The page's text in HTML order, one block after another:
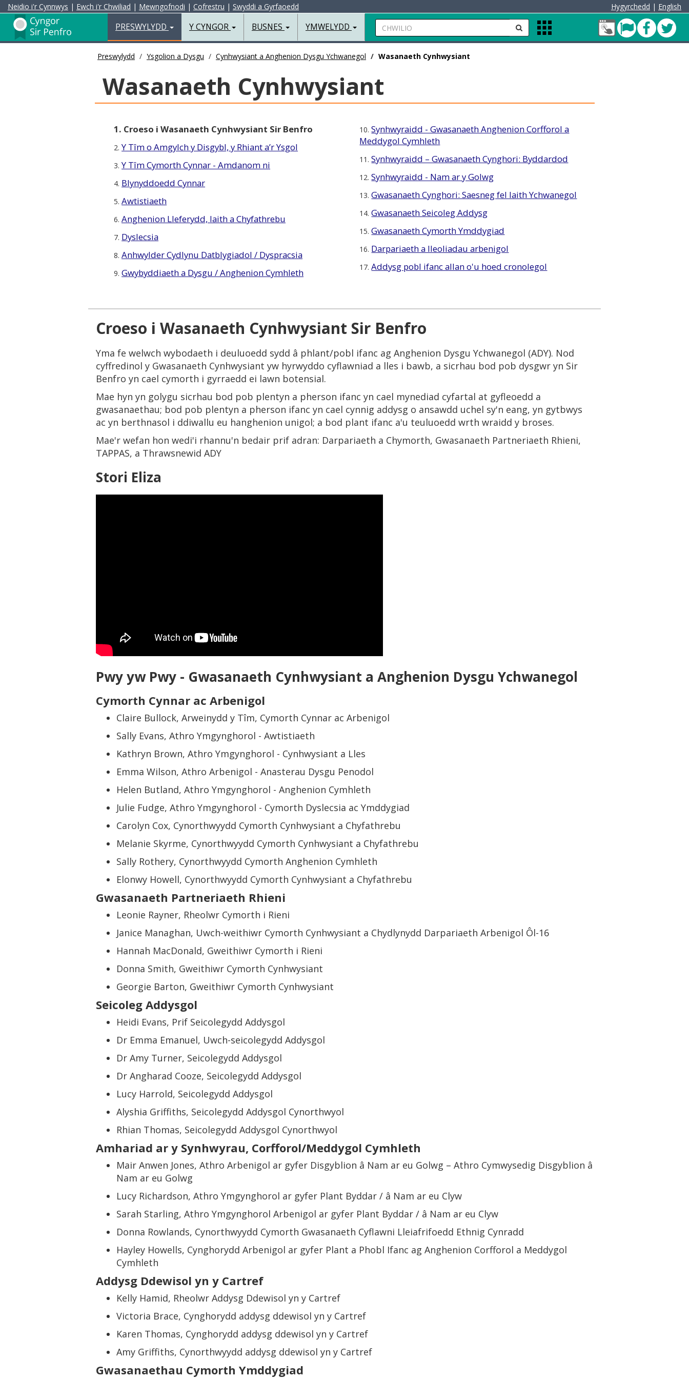
Neidio i'r Cynnwys | Ewch i'r Chwiliad | Mewngofnodi | Cofrestru | Swyddi a Gyrfaoedd Hygyrchedd | English
Preswylydd
PRESWYLYDD Y CYNGOR BUSNES YMWELYDD Chwilio anfon
Apps
Menu
Fy
NghyfrifPont
Cleddau
Preswylydd Ysgolion a Dysgu Cynhwysiant a Anghenion Dysgu Ychwanegol Wasanaeth Cynhwysiant
Wasanaeth Cynhwysiant
1. Croeso i Wasanaeth Cynhwysiant Sir Benfro
2.Y Tîm o Amgylch y Disgybl, y Rhiant a’r Ysgol
3.Y Tîm Cymorth Cynnar - Amdanom ni
4. Blynyddoedd Cynnar
5.Awtistiaeth
6.Anghenion Lleferydd, Iaith a Chyfathrebu
7. Dyslecsia
8.Anhwylder Cydlynu Datblygiadol / Dyspracsia
9.Gwybyddiaeth a Dysgu / Anghenion Cymhleth
10.Synhwyraidd - Gwasanaeth Anghenion Corfforol a
Meddygol Cymhleth
11.Synhwyraidd – Gwasanaeth Cynghori: Byddardod
12.Synhwyraidd - Nam ar y Golwg
13.Gwasanaeth Cynghori: Saesneg fel Iaith Ychwanegol
14.Gwasanaeth Seicoleg Addysg
15.Gwasanaeth Cymorth Ymddygiad
16. Darpariaeth a lleoliadau arbenigol
17.Addysg pobl ifanc allan o'u hoed cronolegol
Croeso i Wasanaeth Cynhwysiant Sir Benfro
Yma fe welwch wybodaeth i deuluoedd sydd â phlant/pobl ifanc ag Anghenion Dysgu Ychwanegol (ADY). Nod
cyffredinol y Gwasanaeth Cynhwysiant yw hyrwyddo cyflawniad a lles i bawb, a sicrhau bod pob dysgwr yn Sir
Benfro yn cael cymorth i gyrraedd ei lawn botensial.
Mae hyn yn golygu sicrhau bod pob plentyn a pherson ifanc yn cael mynediad cyfartal at gyfleoedd a
gwasanaethau; bod pob plentyn a pherson ifanc yn cael cynnig addysg o ansawdd uchel sy'n eang, yn gytbwys
ac yn berthnasol i ddiwallu eu hanghenion unigol; a bod plant ifanc a'u teuluoedd wrth wraidd y broses.
Mae'r wefan hon wedi'i rhannu'n bedair prif adran: Darpariaeth a Chymorth, Gwasanaeth Partneriaeth Rhieni,
TAPPAS, a Thrawsnewid ADY
Stori Eliza
Pwy yw Pwy - Gwasanaeth Cynhwysiant a Anghenion Dysgu Ychwanegol
Cymorth Cynnar ac Arbenigol
Claire Bullock, Arweinydd y Tîm, Cymorth Cynnar ac Arbenigol
Sally Evans, Athro Ymgynghorol - Awtistiaeth
Kathryn Brown, Athro Ymgynghorol - Cynhwysiant a Lles
Emma Wilson, Athro Arbenigol - Anasterau Dysgu Penodol
Helen Butland, Athro Ymgynghorol - Anghenion Cymhleth
Julie Fudge, Athro Ymgynghorol - Cymorth Dyslecsia ac Ymddygiad
Carolyn Cox, Cynorthwyydd Cymorth Cynhwysiant a Chyfathrebu
Melanie Skyrme, Cynorthwyydd Cymorth Cynhwysiant a Chyfathrebu
Sally Rothery, Cynorthwyydd Cymorth Anghenion Cymhleth
Elonwy Howell, Cynorthwyydd Cymorth Cynhwysiant a Chyfathrebu
Gwasanaeth Partneriaeth Rhieni
Leonie Rayner, Rheolwr Cymorth i Rieni
Janice Managhan, Uwch-weithiwr Cymorth Cynhwysiant a Chydlynydd Darpariaeth Arbenigol Ôl-16
Hannah MacDonald, Gweithiwr Cymorth i Rieni
Donna Smith, Gweithiwr Cymorth Cynhwysiant
Georgie Barton, Gweithiwr Cymorth Cynhwysiant
Seicoleg Addysgol
Heidi Evans, Prif Seicolegydd Addysgol
Dr Emma Emanuel, Uwch-seicolegydd Addysgol
Dr Amy Turner, Seicolegydd Addysgol
Dr Angharad Cooze, Seicolegydd Addysgol
Lucy Harrold, Seicolegydd Addysgol
Alyshia Griffiths, Seicolegydd Addysgol Cynorthwyol
Rhian Thomas, Seicolegydd Addysgol Cynorthwyol
Amhariad ar y Synhwyrau, Corfforol/Meddygol Cymhleth
Mair Anwen Jones, Athro Arbenigol ar gyfer Disgyblion â Nam ar eu Golwg – Athro Cymwysedig Disgyblion â
Nam ar eu Golwg
Lucy Richardson, Athro Ymgynghorol ar gyfer Plant Byddar / â Nam ar eu Clyw
Sarah Starling, Athro Ymgynghorol Arbenigol ar gyfer Plant Byddar / â Nam ar eu Clyw
Donna Rowlands, Cynorthwyydd Cymorth Gwasanaeth Cyflawni Lleiafrifoedd Ethnig Cynradd
Hayley Howells, Cynghorydd Arbenigol ar gyfer Plant a Phobl Ifanc ag Anghenion Corfforol a Meddygol
Cymhleth
Addysg Ddewisol yn y Cartref
Kelly Hamid, Rheolwr Addysg Ddewisol yn y Cartref
Victoria Brace, Cynghorydd addysg ddewisol yn y Cartref
Karen Thomas, Cynghorydd addysg ddewisol yn y Cartref
Amy Griffiths, Cynorthwyydd addysg ddewisol yn y Cartref
Gwasanaethau Cymorth Ymddygiad